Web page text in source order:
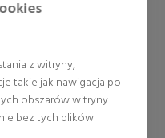
z witryny,
takie jak nawigacja po
obszarów witryny.
bez tych plików
OCHRONNEJ BALSAMU DO
UST
Twarz
Stała cena 10,95 €
0 rewizje